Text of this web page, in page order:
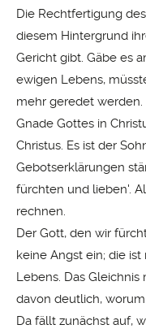
Die Rechtfertigung
diesem Hintergrund
Gericht gibt. Gäbe es
ewigen Lebens,
mehr geredet werden.
Gnade Gottes in
Christus. Es ist der
Gebotserklärungen
fürchten und lieben'.
rechnen.
Der Gott, den wir
keine Angst ein; die
Lebens. Das
davon deutlich,
Da fällt zunächst auf,